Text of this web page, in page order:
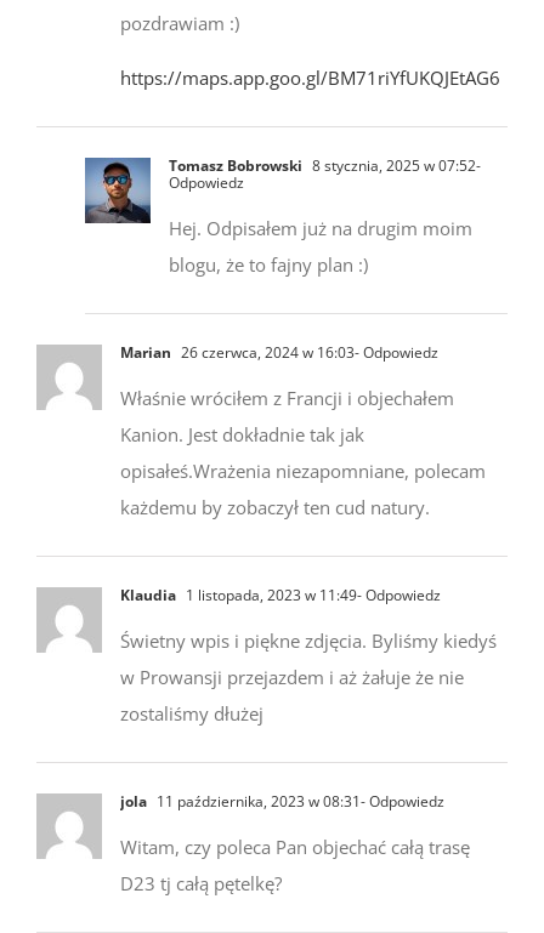
pozdrawiam :)
https://maps.app.goo.gl/BM71riYfUKQJEtAG6
Tomasz Bobrowski 8 stycznia, 2025 w 07:52-
Odpowiedz
Hej. Odpisałem już na drugim moim
blogu, że to fajny plan :)
Marian 26 czerwca, 2024 w 16:03- Odpowiedz
Właśnie wróciłem z Francji i objechałem
Kanion. Jest dokładnie tak jak
opisałeś.Wrażenia niezapomniane, polecam
każdemu by zobaczył ten cud natury.
Klaudia 1 listopada, 2023 w 11:49- Odpowiedz
Świetny wpis i piękne zdjęcia. Byliśmy kiedyś
w Prowansji przejazdem i aż żałuje że nie
zostaliśmy dłużej
jola 11 października, 2023 w 08:31- Odpowiedz
Witam, czy poleca Pan objechać całą trasę
D23 tj całą pętelkę?